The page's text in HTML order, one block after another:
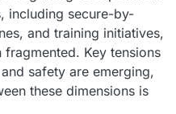
including secure-by-
and training initiatives,
Key tensions
safety are emerging,
these dimensions is